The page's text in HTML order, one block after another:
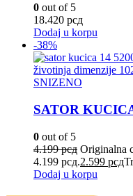
0 out of 5
18.420 рсд
Dodaj u korpu
-38%
SNIZENO
SATOR
0 out of 5
4.199рсд Originalna
4.199 рсд.2.599 рсд
Dodaj u korpu